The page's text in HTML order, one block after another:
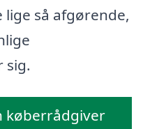
så afgørende,
sig.
køberrådgiver